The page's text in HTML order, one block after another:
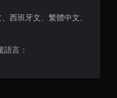
西班牙文、繁體中文、
言：